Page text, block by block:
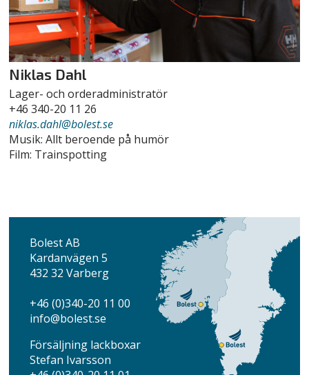
Niklas Dahl
Lager- och orderadministratör
+46 340-20 11 26
niklas.dahl@bolest.se
Musik: Allt beroende på humör
Film: Trainspotting
Bolest AB
Kardanvägen 5
432 32 Varberg
+46 (0)340-20 11 00
info@bolest.se
Försäljning lackboxar
Stefan Ivarsson